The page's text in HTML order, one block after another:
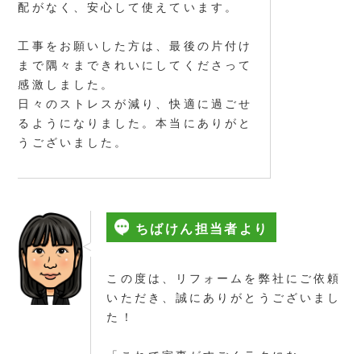
配がなく、安心して使えています。
工事をお願いした方は、最後の片付け
まで隅々まできれいにしてくださって
感激しました。
日々のストレスが減り、快適に過ごせ
るようになりました。本当にありがと
うございました。
ちばけん担当者より
この度は、リフォームを弊社にご依頼
いただき、誠にありがとうございまし
た！